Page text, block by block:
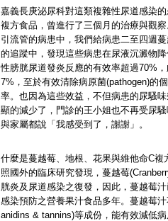
嘉義長庚泌尿科對這類複雜性尿道感染
複方食品，曾進行了三個月的治療與觀
引流管的病患中，我們給病患二至四週
的追蹤中，發現這些病患在尿液沉澱物
性膀胱尿道發炎反應的有效率超過70%
7%，至於有效清除病原菌(pathogen)的
率。也因為這些效益，不但病患的尿騷
顯的減少了，門診的王小姐也不再受尿
與家屬都說「我感受到了，謝謝」。
什麼是蔓越莓、地根、花果與維他命C
照國外的臨床研究發現，蔓越莓
胱炎及尿道感染之復發，因此，蔓越莓
感染預防之營養果汁食品多年。蔓越莓
anidins & tannins)等成份，能有效減低